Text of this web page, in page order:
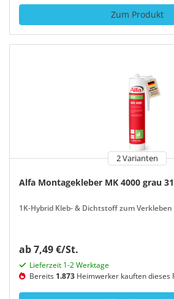
Zum Produkt
2 Varianten
Alfa Montagekleber MK 4000 grau
1K-Hybrid Kleb- & Dichtstoff zum
ab 7,49 €/St.
Lieferzeit 1-2 Werktage
Bereits 1.873 Heimwerker kauften dieses